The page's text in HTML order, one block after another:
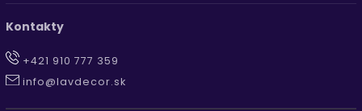
Kontakty
+421 910 777 359
info@lavdecor.sk